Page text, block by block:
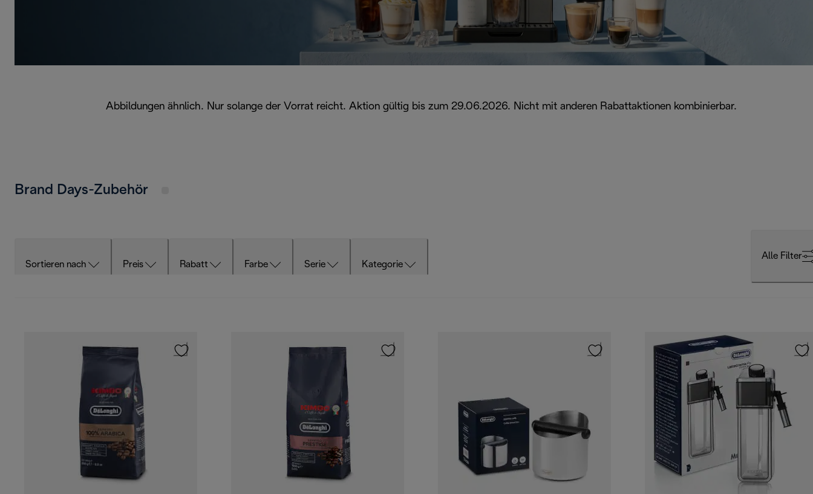
Abbildungen ähnlich. Nur solange der Vorrat reicht. Aktion gültig bis zum 29.06.2026. Nicht mit anderen Rabattaktionen kombinierbar.
Brand Days-Zubehör
Sortieren nach Preis Rabatt Farbe Serie Kategorie
Alle Filter